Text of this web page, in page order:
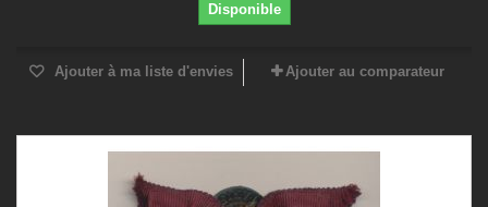
Disponible
Ajouter à ma liste d'envies Ajouter au comparateur